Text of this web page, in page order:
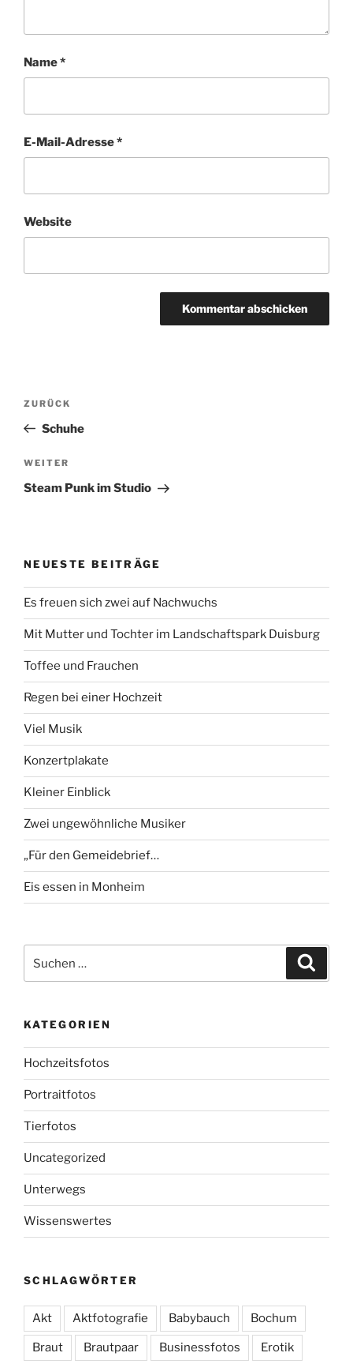
Name*
E-Mail-Adresse*
Website
Beitragsnavigation
Vorheriger
Beitrag
ZURÜCK
Schuhe
Nächster
Beitrag
WEITER
Steam Punk im Studio
NEUESTE BEITRÄGE
Es freuen sich zwei auf Nachwuchs
Mit Mutter und Tochter im Landschaftspark Duisburg
Toffee und Frauchen
Regen bei einer Hochzeit
Viel Musik
Konzertplakate
Kleiner Einblick
Zwei ungewöhnliche Musiker
„Für den Gemeidebrief…
Eis essen in Monheim
nach:
KATEGORIEN
Hochzeitsfotos
Portraitfotos
Tierfotos
Uncategorized
Unterwegs
Wissenswertes
SCHLAGWÖRTER
Akt Aktfotografie Babybauch Bochum
Braut Brautpaar Businessfotos Erotik